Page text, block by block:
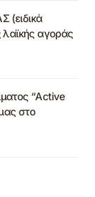
λαϊκής αγοράς
“Active
στο